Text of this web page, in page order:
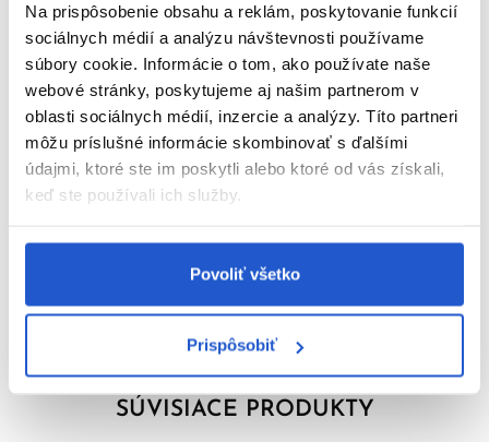
Na prispôsobenie obsahu a reklám, poskytovanie funkcií
sociálnych médií a analýzu návštevnosti používame
súbory cookie. Informácie o tom, ako používate naše
webové stránky, poskytujeme aj našim partnerom v
oblasti sociálnych médií, inzercie a analýzy. Títo partneri
môžu príslušné informácie skombinovať s ďalšími
údajmi, ktoré ste im poskytli alebo ktoré od vás získali,
keď ste používali ich služby.
Povoliť všetko
Prispôsobiť
Glycerín
- Zvlhčujúca a regeneračná zložka, ktorá sa nachádza
štandartne v našom tele, pomáha nastoliť prirodzenú rovnováhu
a hydratáciu.
Parametre
Hodnotenia
SÚVISIACE PRODUKTY